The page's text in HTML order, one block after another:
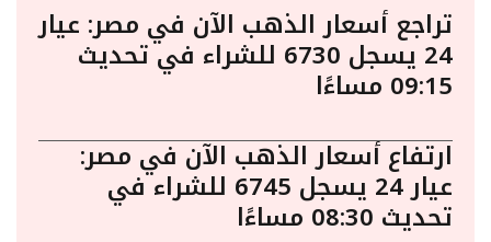
تراجع أسعار الذهب الآن في مصر: عيار
24 يسجل 6730 للشراء في تحديث
09:15 مساءًا
ارتفاع أسعار الذهب الآن في مصر:
عيار 24 يسجل 6745 للشراء في
تحديث 08:30 مساءًا